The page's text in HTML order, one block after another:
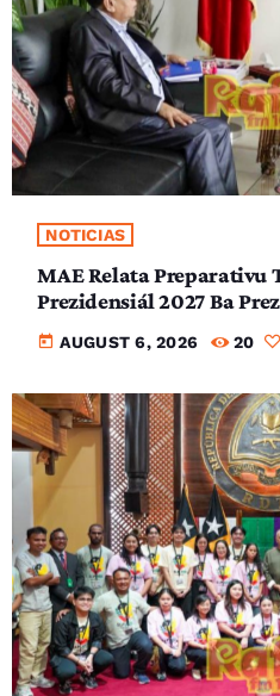
NOTICIAS
MAE Relata Preparativu
Prezidensiál 2027 Ba
today AUGUST 6, 2026 20